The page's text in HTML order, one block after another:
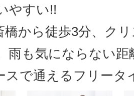
やすい!!
橋から徒歩3分、ク
雨も気にならない距
スで通えるフリータ